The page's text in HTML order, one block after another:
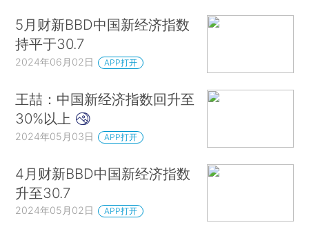
5月财新BBD中国新经济指数
持平于30.7
2024年06月02日 APP打开
王喆：中国新经济指数回升至
30%以上
2024年05月03日 APP打开
4月财新BBD中国新经济指数
升至30.7
2024年05月02日 APP打开